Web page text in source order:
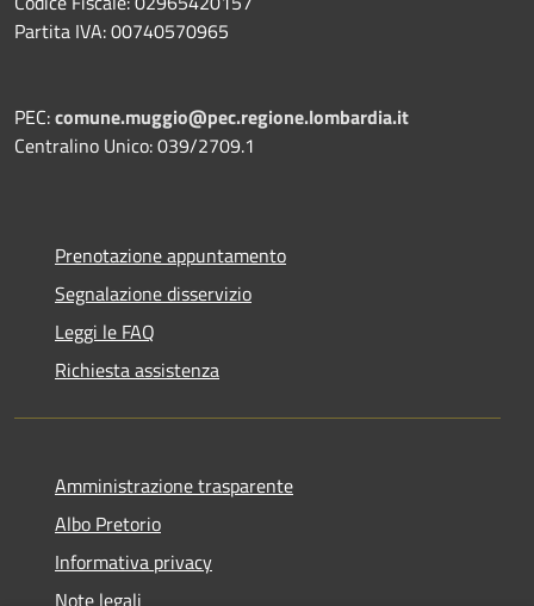
Partita IVA: 00740570965
PEC:comune.muggio@pec.regione.lombardia.it
Centralino Unico: 039/2709.1
Prenotazione appuntamento
Segnalazione disservizio
Leggi le FAQ
Richiesta assistenza
Amministrazione trasparente
Albo Pretorio
Informativa privacy
Note legali